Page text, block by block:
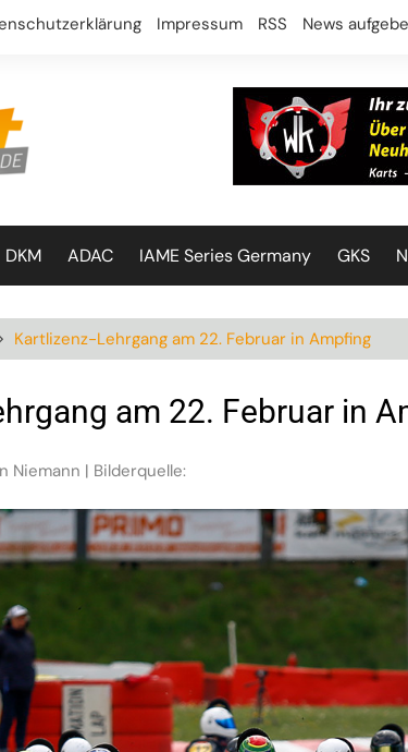
Impressum RSS News
DKM ADAC IAME Series Germany GKS
Kartlizenz-Lehrgang am 22. Februar in Ampfing
am 22. Februar in
Niemann | Bilderquelle: